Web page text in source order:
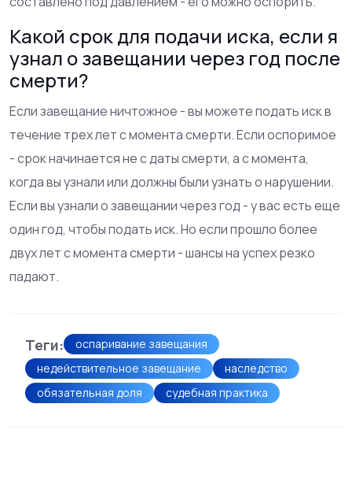
Какой срок для подачи иска, если я
узнал о завещании через год после
смерти?
Если завещание ничтожное - вы можете подать иск в
течение трех лет с момента смерти. Если оспоримое
- срок начинается не с даты смерти, а с момента,
когда вы узнали или должны были узнать о нарушении.
Если вы узнали о завещании через год - у вас есть еще
один год, чтобы подать иск. Но если прошло более
двух лет с момента смерти - шансы на успех резко
падают.
Теги:
оспаривание завещания
недействительное завещание
наследство
обязательная доля
судебная практика